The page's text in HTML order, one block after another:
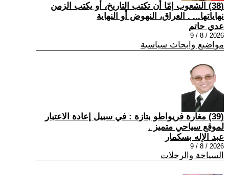
(38) الشعوب إمّا أن تكتب التاريخ، أو يكتب الزمن
نهاياتها... . العراق، النهوض أو النهاية
عدي حاتم
2026 / 8 / 9
مواضيع وابحاث سياسية
(39) مغارة فريواطو بتازة : في سبيل إعادة الاعتبار
لموقع سياحي متميز .
عبد الإله بسكمار
2026 / 8 / 9
السياحة والرحلات